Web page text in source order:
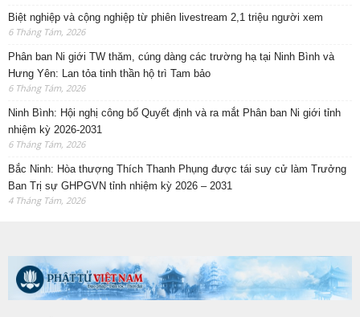
Biệt nghiệp và cộng nghiệp từ phiên livestream 2,1 triệu người xem
6 Tháng Tám, 2026
Phân ban Ni giới TW thăm, cúng dàng các trường hạ tại Ninh Bình và
Hưng Yên: Lan tỏa tinh thần hộ trì Tam bảo
6 Tháng Tám, 2026
Ninh Bình: Hội nghị công bố Quyết định và ra mắt Phân ban Ni giới tỉnh
nhiệm kỳ 2026-2031
6 Tháng Tám, 2026
Bắc Ninh: Hòa thượng Thích Thanh Phụng được tái suy cử làm Trưởng
Ban Trị sự GHPGVN tỉnh nhiệm kỳ 2026 – 2031
4 Tháng Tám, 2026